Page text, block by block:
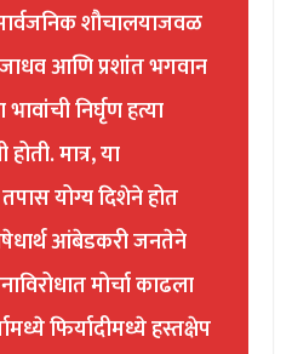
शौचालयाजवळ
आणि प्रशांत भगवान
निर्घृण हत्या
मात्र, या
तपास योग्य दिशेने होत
आंबेडकरी जनतेने
मोर्चा काढला
फिर्यादीमध्ये हस्तक्षेप